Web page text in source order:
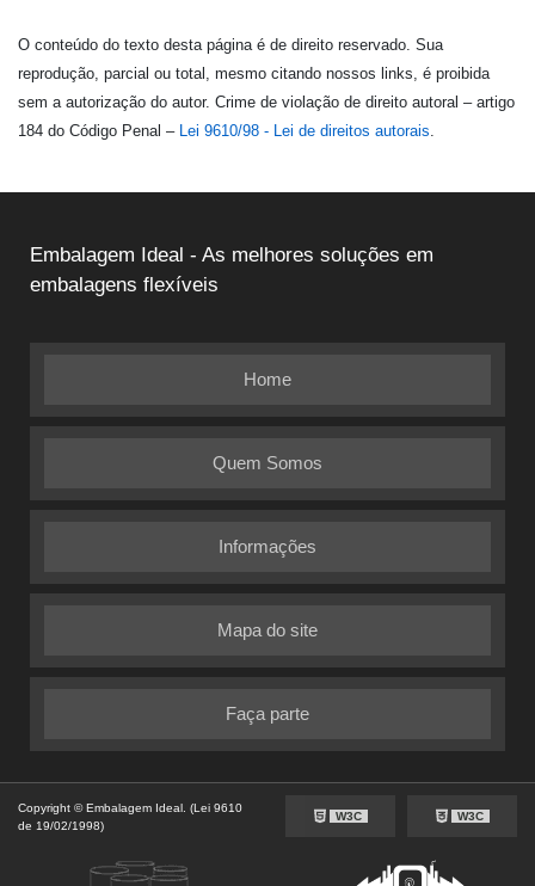
O conteúdo do texto desta página é de direito reservado. Sua
reprodução, parcial ou total, mesmo citando nossos links, é proibida
sem a autorização do autor. Crime de violação de direito autoral – artigo
184 do Código Penal – Lei 9610/98 - Lei de direitos autorais.
Embalagem Ideal - As melhores soluções em
embalagens flexíveis
Home
Quem Somos
Informações
Mapa do site
Faça parte
Copyright © Embalagem Ideal. (Lei 9610
de 19/02/1998)
W3C W3C